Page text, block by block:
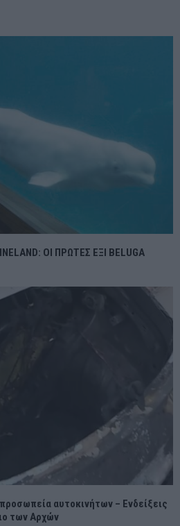
ΟΙ ΠΡΩΤΕΣ ΕΞΙ BELUGA
αυτοκινήτων – Ενδείξεις
των Αρχών